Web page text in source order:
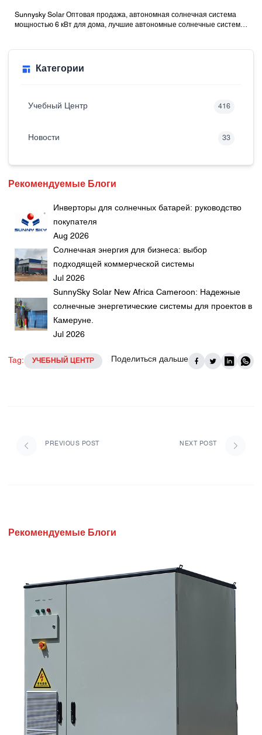
Sunnysky Solar Оптовая продажа, автономная солнечная система
мощностью 6 кВт для дома, лучшие автономные солнечные системы
Категории
Учебный Центр 416
Новости 33
Рекомендуемые Блоги
Инверторы для солнечных батарей: руководство
покупателя
Aug 2026
Солнечная энергия для бизнеса: выбор
подходящей коммерческой системы
Jul 2026
SunnySky Solar New Africa Cameroon: Надежные
солнечные энергетические системы для проектов в
Камеруне.
Jul 2026
Tag: УЧЕБНЫЙ ЦЕНТР Поделиться дальше
PREVIOUS POST NEXT POST
Рекомендуемые Блоги